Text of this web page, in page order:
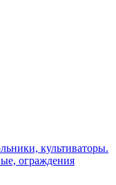
культиваторы.
ограждения